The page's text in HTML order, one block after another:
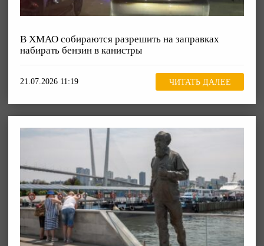
В ХМАО собираются разрешить на заправках
набирать бензин в канистры
21.07.2026 11:19 ЧИТАТЬ ДАЛЕЕ